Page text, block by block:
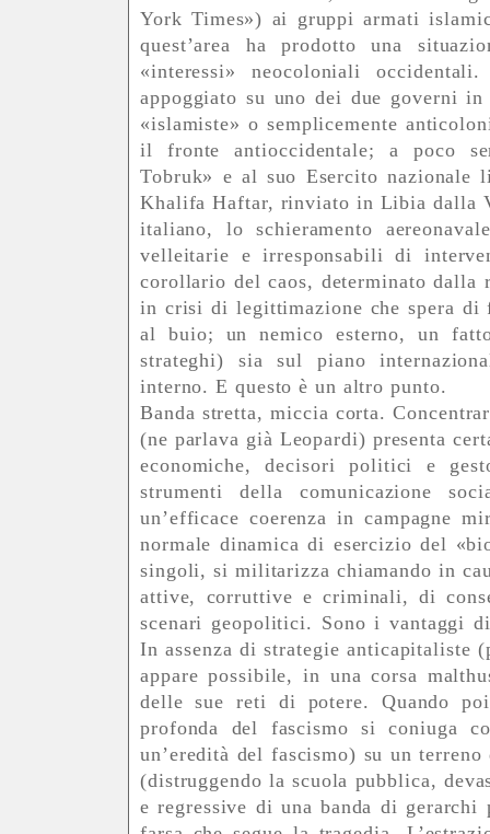
York Times») ai gruppi armati
quest’area ha prodotto una
«interessi» neocoloniali
appoggiato su uno dei due governi
«islamiste» o semplicemente
il fronte antioccidentale; a poco
Tobruk» e al suo Esercito
Khalifa Haftar, rinviato in Libia dalla
italiano, lo schieramento
velleitarie e irresponsabili di
corollario del caos, determinato
in crisi di legittimazione che spera di
al buio; un nemico esterno, un
strateghi) sia sul piano
interno. E questo è un altro punto.
Banda stretta, miccia corta.
(ne parlava già Leopardi) presenta
economiche, decisori politici e
strumenti della comunicazione
un’efficace coerenza in campagne
normale dinamica di esercizio del
singoli, si militarizza chiamando in
attive, corruttive e criminali, di
scenari geopolitici. Sono i vantaggi
In assenza di strategie anticapitaliste
appare possibile, in una corsa
delle sue reti di potere. Quando
profonda del fascismo si coniuga
un’eredità del fascismo) su un
(distruggendo la scuola pubblica,
e regressive di una banda di